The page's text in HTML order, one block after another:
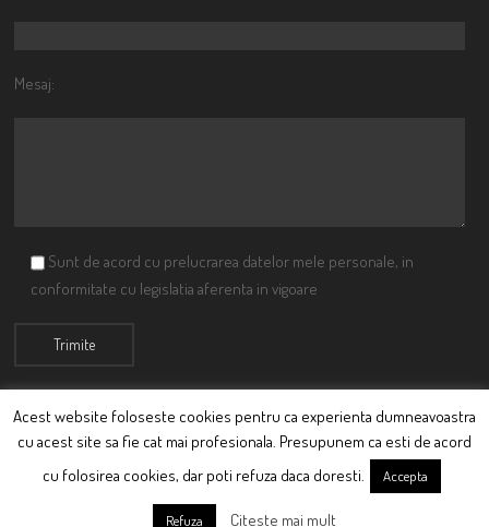
Mesaj:
Sunt de acord cu prelucrarea datelor mele personale, in
conformitate cu legislatia aferenta in vigoare
© Ciutacu 2015 Parte a Imperiului Ciutacesc.
Acest website foloseste cookies pentru ca experienta dumneavoastra
cu acest site sa fie cat mai profesionala. Presupunem ca esti de acord
cu folosirea cookies, dar poti refuza daca doresti.
Accepta
Refuza Citeste mai mult